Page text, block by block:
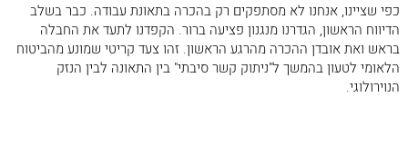
כפי שציינו, אנחנו לא מסתפקים רק בהכרה בתאונת עבודה. כבר בשלב
הדיווח הראשון, הגדרנו מנגנון פציעה ברור. הקפדנו לתעד את החבלה
בראש ואת אובדן ההכרה מהרגע הראשון. זהו צעד קריטי שמונע מהביטוח
הלאומי לטעון בהמשך ל"ניתוק קשר סיבתי" בין התאונה לבין הנזק
הנוירולוגי.